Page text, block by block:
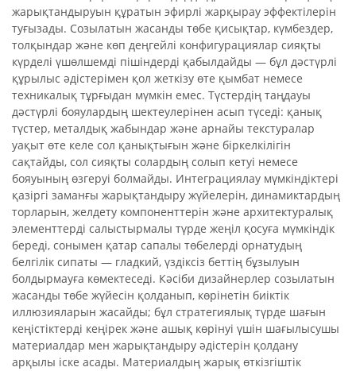
жарықтандыруын құратын эфирлі жарқырау эффектілерін
туғызады. Созылатын жасанды төбе қисықтар, күмбездер,
толқындар және көп деңгейлі конфигурациялар сияқты
күрделі үшөлшемді пішіндерді қабылдайды — бұл дәстүрлі
құрылыс әдістерімен қол жеткізу өте қымбат немесе
техникалық тұрғыдан мүмкін емес. Түстердің таңдауы
дәстүрлі бояулардың шектеулерінен асып түседі: қанық
түстер, металдық жабындар және арнайы текстуралар
уақыт өте келе сол қанықтығын және біркелкілігін
сақтайды, сол сияқты солардың солып кетуі немесе
бояуының өзгеруі болмайды. Интеграциялау мүмкіндіктері
қазіргі заманғы жарықтандыру жүйелерін, динамиктардың
торларын, желдету компоненттерін және архитектуралық
элементтерді салыстырмалы түрде жеңіл қосуға мүмкіндік
береді, сонымен қатар сапалы төбелерді орнатудың
белгілік сипаты — гладкий, үздіксіз беттің бұзылуын
болдырмауға көмектеседі. Кәсіби дизайнерлер созылатын
жасанды төбе жүйесін қолданып, көрінетін биіктік
иллюзияларын жасайды; бұл стратегиялық түрде шағын
кеңістіктерді кеңірек және ашық көрінуі үшін шағылысушы
материалдар мен жарықтандыру әдістерін қолдану
арқылы іске асады. Материалдың жарық өткізгіштік